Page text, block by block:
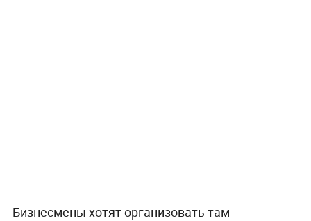
Бизнесмены хотят организовать там